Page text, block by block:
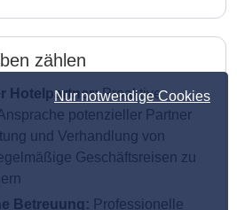
Nur notwendige Cookies
zählen
Hotelpartner:Proaktive
potenzieller Partner
und Verhandlung von
Geschäftsreisen zu
Betreuung: Professionelle